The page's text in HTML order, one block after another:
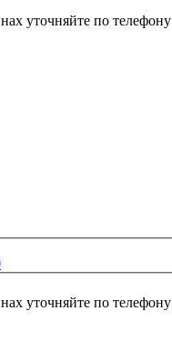
уточняйте по телефону
уточняйте по телефону